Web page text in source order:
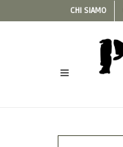
CHI SIAMO